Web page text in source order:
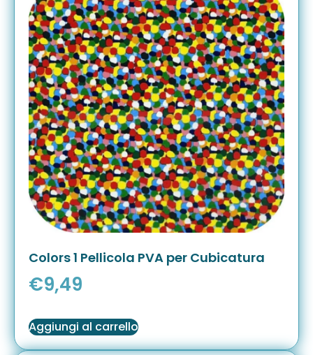
Colors 1 Pellicola PVA per Cubicatura
€9,49
Aggiungi al carrello